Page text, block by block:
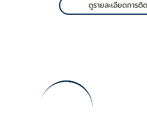
ดูรายละเอียดการติ